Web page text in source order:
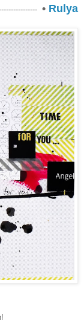
• Rulya